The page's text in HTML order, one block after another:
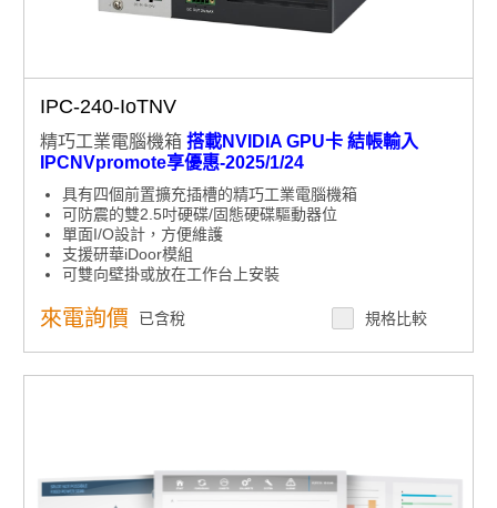
IPC-240-IoTNV
精巧工業電腦機箱搭載NVIDIA GPU卡 結帳輸入
IPCNVpromote享優惠-2025/1/24
具有四個前置擴充插槽的精巧工業電腦機箱
可防震的雙2.5吋硬碟/固態硬碟驅動器位
單面I/O設計，方便維護
支援研華iDoor模組
可雙向壁掛或放在工作台上安裝
來電詢價 已含稅 規格比較